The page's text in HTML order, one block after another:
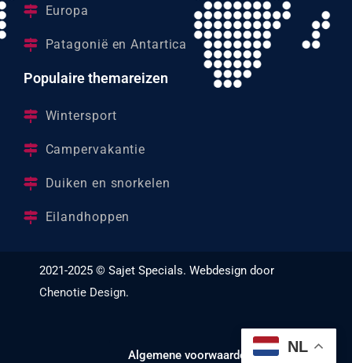
Europa
Patagonië en Antartica
Populaire themareizen
Wintersport
Campervakantie
Duiken en snorkelen
Eilandhoppen
2021-2025 © Sajet Specials. Webdesign door
Chenotie Design.
Algemene voorwaarden NL